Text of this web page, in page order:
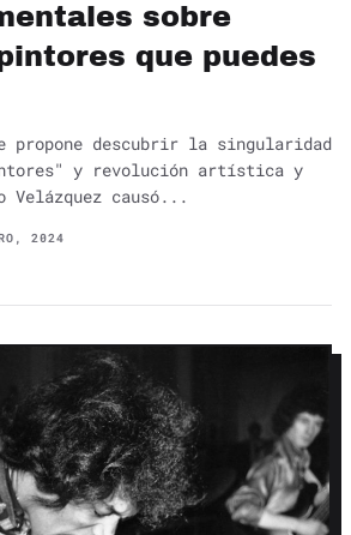
sobre
que puedes
propone descubrir la singularidad
y revolución artística y
Velázquez causó...
2024